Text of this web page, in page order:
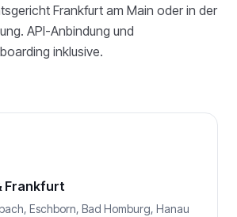
Frankfurt am Main oder in der
API-Anbindung und
inklusive.
Frankfurt
Eschborn, Bad Homburg, Hanau